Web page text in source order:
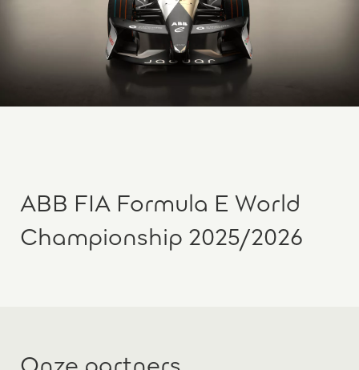
ABB FIA Formula E World
Championship 2025/2026
Onze partners.